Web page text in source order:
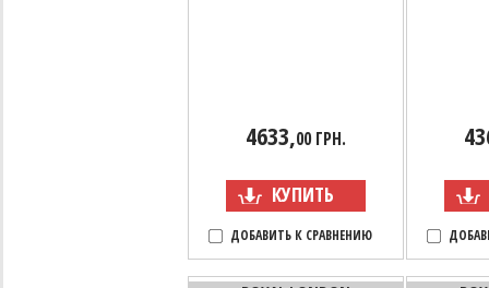
4633,00 ГРН.
КУПИТЬ
ДОБАВИТЬ К СРАВНЕНИЮ